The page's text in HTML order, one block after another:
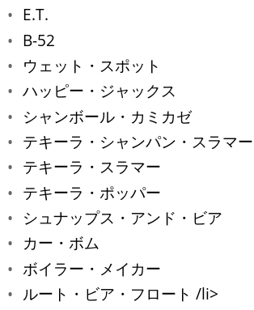
E.T.
B-52
ウェット・スポット
ハッピー・ジャックス
シャンボール・カミカゼ
テキーラ・シャンパン・スラマー
テキーラ・スラマー
テキーラ・ポッパー
シュナップス・アンド・ビア
カー・ボム
ボイラー・メイカー
ルート・ビア・フロート /li>